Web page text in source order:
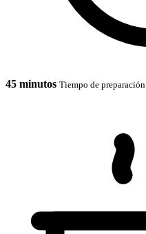
45 minutos Tiempo de preparación